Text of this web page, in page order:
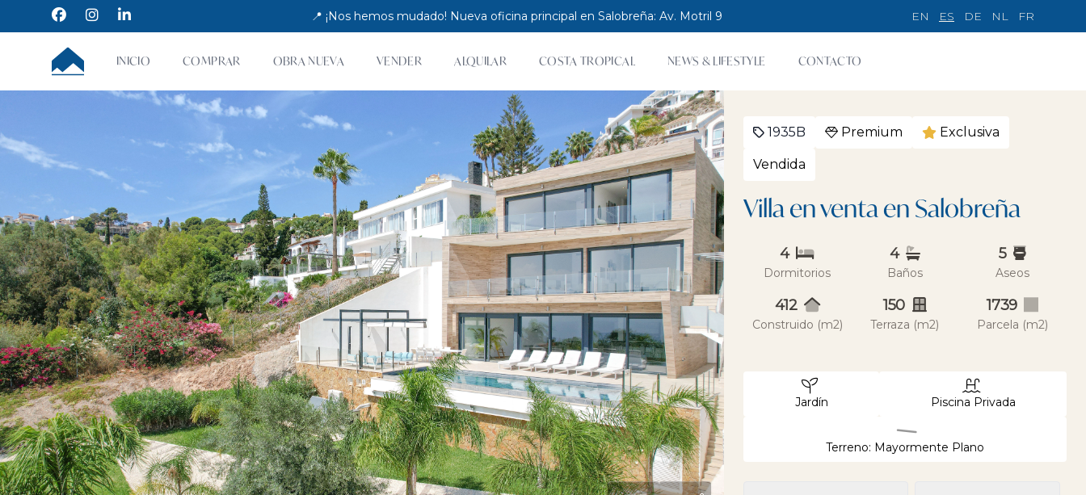
FacebookInstagramLinkedIn 📍 ¡Nos hemos mudado! Nueva oficina principal en Salobreña: Av. Motril 9 EN ES DE NL FR
CUMBRE VILLAS
INICIO COMPRAR OBRA NUEVA VENDER ALQUILAR COSTA TROPICAL NEWS & LIFESTYLE CONTACTO
1935B Premium Exclusiva
Vendida
Villa en venta en Salobreña
4
Dormitorios
4
Baños
5
Aseos
412
Construido (m2)
150
Terraza (m2)
1739
Parcela (m2)
Jardín Piscina Privada
Terreno: Mayormente Plano